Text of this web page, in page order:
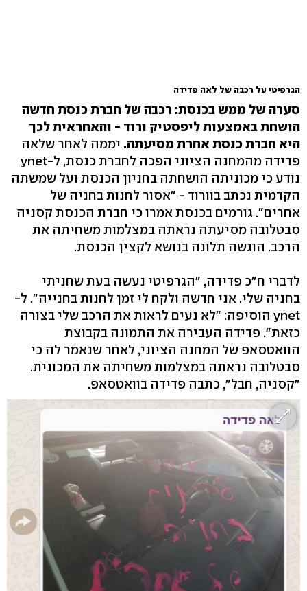
הגרפיטי על רכבה של לאה פדידה
סערה של ממש בכנסת: רכבה של חברת כנסת חדשה
הושחת באמצעות ליפסטיק ורוד - והאחראית לכך
היא חברת כנסת אחרת מסיעתה. יממה לאחר שלאה
פדידה מהמחנה הציוני הפכה לחברת כנסת, ל-ynet
נודע כי מכוניתה הושחתה בחניון הכנסת ועל שמשתה
הקדמית נכתב בוורוד - "אסור לחנות בחניה של
אחרים". גורמים בכנסת אמרו כי חברת הכנסת קסניה
סבטלובה מסיעתה נראתה במצלמות משחיתה את
הרכב. הוגשה תלונה בנושא לקצין הכנסת.
לדברי ח"כ פדידה, "הגרפיטי נעשה בעת שחניתי
בחניה שלי. אני חדשה ולקח לי זמן לחנות בחנייה". ל-
ynet הוסיפה: "לא נעים לראות את הרכב שלי בצורה
כזאת". פדידה העבירה את התמונה בקבוצת
הוואטסאפ של המחנה הציוני, לאחר שנאמר לה כי
סבטלובה נראתה במצלמות משחיתה את המכונית.
"קסניה, חבל", כתבה פדידה בוואטסאפ.